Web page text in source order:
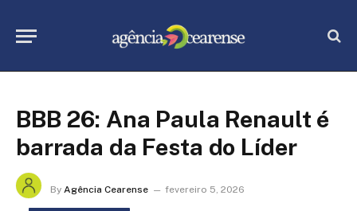
BBB 26: Ana Paula Renault é
barrada da Festa do Líder
By Agência Cearense fevereiro 5, 2026